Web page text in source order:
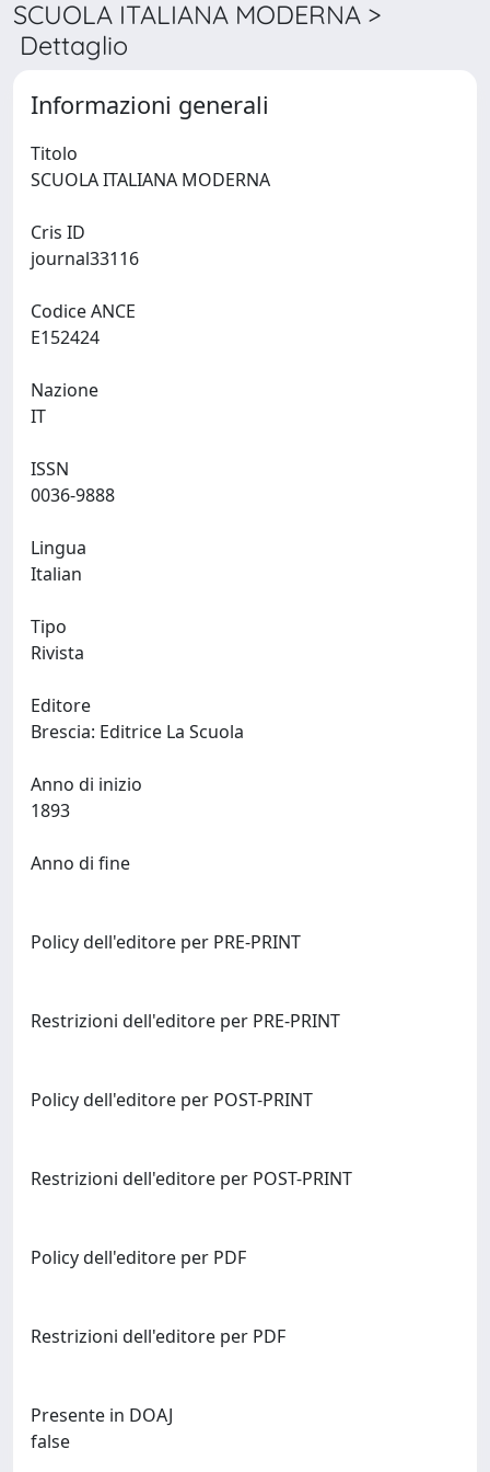
SCUOLA ITALIANA MODERNA >
Dettaglio
Informazioni generali
Titolo
Cris ID
Codice ANCE
Nazione
ISSN
Lingua
Tipo
Rivista
Editore
Anno di inizio
Anno di fine
Policy dell'editore per PRE-PRINT
Restrizioni dell'editore per PRE-PRINT
Policy dell'editore per POST-PRINT
Restrizioni dell'editore per POST-PRINT
Policy dell'editore per PDF
Restrizioni dell'editore per PDF
Presente in DOAJ